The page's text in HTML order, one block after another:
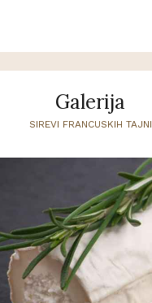
Galerija
SIREVI FRANCUSKIH TAJNI